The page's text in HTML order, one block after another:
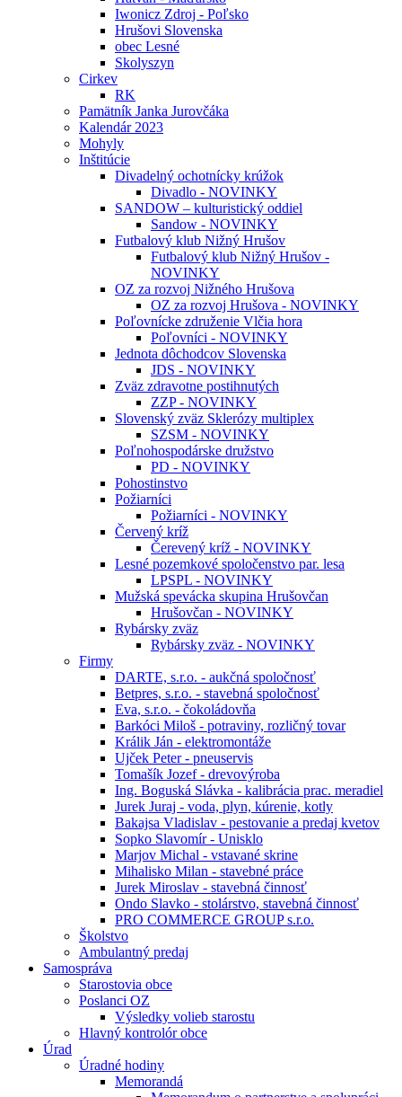
Iwonicz Zdroj - Poľsko
Hrušovi Slovenska
obec Lesné
Skolyszyn
Cirkev
RK
Pamätník Janka Jurovčáka
Kalendár 2023
Mohyly
Inštitúcie
Divadelný ochotnícky krúžok
Divadlo - NOVINKY
SANDOW – kulturistický oddiel
Sandow - NOVINKY
Futbalový klub Nižný Hrušov
Futbalový klub Nižný Hrušov -
NOVINKY
OZ za rozvoj Nižného Hrušova
OZ za rozvoj Hrušova - NOVINKY
Poľovnícke združenie Vlčia hora
Poľovníci - NOVINKY
Jednota dôchodcov Slovenska
JDS - NOVINKY
Zväz zdravotne postihnutých
ZZP - NOVINKY
Slovenský zväz Sklerózy multiplex
SZSM - NOVINKY
Poľnohospodárske družstvo
PD - NOVINKY
Pohostinstvo
Požiarníci
Požiarníci - NOVINKY
Červený kríž
Čerevený kríž - NOVINKY
Lesné pozemkové spoločenstvo par. lesa
LPSPL - NOVINKY
Mužská spevácka skupina Hrušovčan
Hrušovčan - NOVINKY
Rybársky zväz
Rybársky zväz - NOVINKY
Firmy
DARTE, s.r.o. - aukčná spoločnosť
Betpres, s.r.o. - stavebná spoločnosť
Eva, s.r.o. - čokoládovňa
Barkóci Miloš - potraviny, rozličný tovar
Králik Ján - elektromontáže
Ujček Peter - pneuservis
Tomašík Jozef - drevovýroba
Ing. Boguská Slávka - kalibrácia prac. meradiel
Jurek Juraj - voda, plyn, kúrenie, kotly
Bakajsa Vladislav - pestovanie a predaj kvetov
Sopko Slavomír - Unisklo
Marjov Michal - vstavané skrine
Mihalisko Milan - stavebné práce
Jurek Miroslav - stavebná činnosť
Ondo Slavko - stolárstvo, stavebná činnosť
PRO COMMERCE GROUP s.r.o.
Školstvo
Ambulantný predaj
Samospráva
Starostovia obce
Poslanci OZ
Výsledky volieb starostu
Hlavný kontrolór obce
Úrad
Úradné hodiny
Memorandá